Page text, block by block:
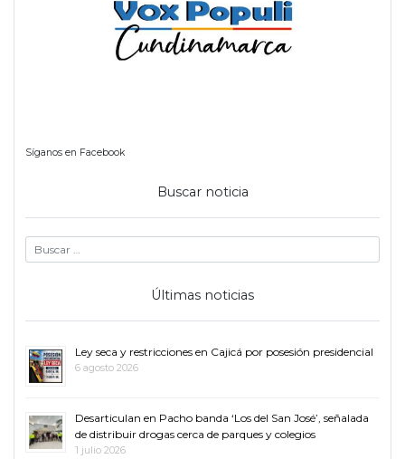
Síganos en Facebook
Buscar noticia
Últimas noticias
Ley seca y restricciones en Cajicá por posesión presidencial
6 agosto 2026
Desarticulan en Pacho banda ‘Los del San José’, señalada
de distribuir drogas cerca de parques y colegios
1 julio 2026